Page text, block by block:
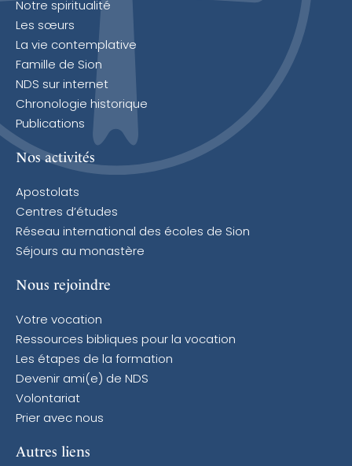
Notre spiritualité
Les sœurs
La vie contemplative
Famille de Sion
NDS sur internet
Chronologie historique
Publications
Nos activités
Apostolats
Centres d’études
Réseau international des écoles de Sion
Séjours au monastère
Nous rejoindre
Votre vocation
Ressources bibliques pour la vocation
Les étapes de la formation
Devenir ami(e) de NDS
Volontariat
Prier avec nous
Autres liens